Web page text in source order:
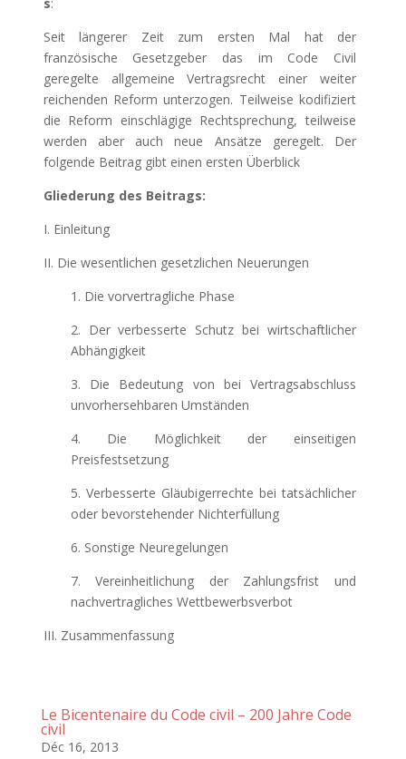
Seit längerer Zeit zum ersten Mal hat der
französische Gesetzgeber das im Code Civil
geregelte allgemeine Vertragsrecht einer weiter
reichenden Reform unterzogen. Teilweise kodifiziert
die Reform einschlägige Rechtsprechung, teilweise
werden aber auch neue Ansätze geregelt. Der
folgende Beitrag gibt einen ersten Überblick
Gliederung des Beitrags:
I. Einleitung
II. Die wesentlichen gesetzlichen Neuerungen
1. Die vorvertragliche Phase
2. Der verbesserte Schutz bei wirtschaftlicher
Abhängigkeit
3. Die Bedeutung von bei Vertragsabschluss
unvorhersehbaren Umständen
4. Die Möglichkeit der einseitigen
Preisfestsetzung
5. Verbesserte Gläubigerrechte bei tatsächlicher
oder bevorstehender Nichterfüllung
6. Sonstige Neuregelungen
7. Vereinheitlichung der Zahlungsfrist und
nachvertragliches Wettbewerbsverbot
III. Zusammenfassung
Le Bicentenaire du Code civil – 200 Jahre Code
civil
Déc 16, 2013